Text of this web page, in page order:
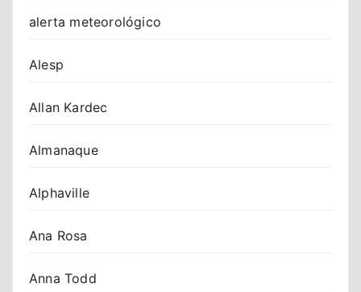
alerta meteorológico
Alesp
Allan Kardec
Almanaque
Alphaville
Ana Rosa
Anna Todd